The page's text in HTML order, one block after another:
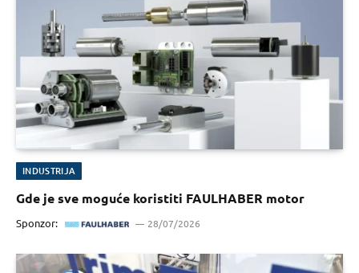
INDUSTRIJA
Gde je sve moguće koristiti FAULHABER motor
Sponzor: 28/07/2026